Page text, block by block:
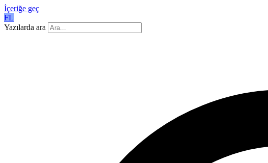
İçeriğe geç
FL
Yazılarda ara